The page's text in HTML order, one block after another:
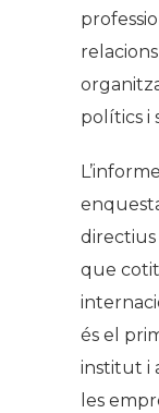
polítics i
directius
que
és el
institut i
les